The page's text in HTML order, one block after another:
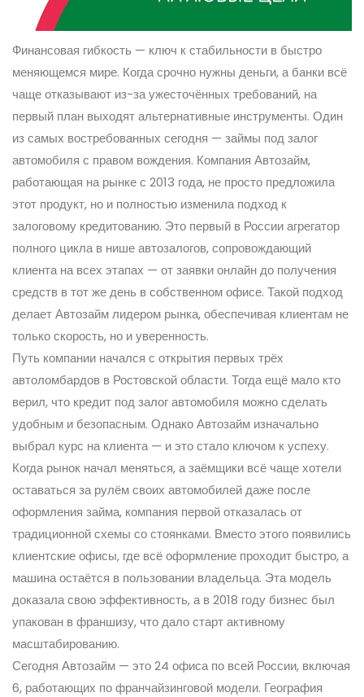
Финансовая гибкость — ключ к стабильности в быстро
меняющемся мире. Когда срочно нужны деньги, а банки всё
чаще отказывают из-за ужесточённых требований, на
первый план выходят альтернативные инструменты. Один
из самых востребованных сегодня — займы под залог
автомобиля с правом вождения. Компания Автозайм,
работающая на рынке с 2013 года, не просто предложила
этот продукт, но и полностью изменила подход к
залоговому кредитованию. Это первый в России агрегатор
полного цикла в нише автозалогов, сопровождающий
клиента на всех этапах — от заявки онлайн до получения
средств в тот же день в собственном офисе. Такой подход
делает Автозайм лидером рынка, обеспечивая клиентам не
только скорость, но и уверенность.
Путь компании начался с открытия первых трёх
автоломбардов в Ростовской области. Тогда ещё мало кто
верил, что кредит под залог автомобиля можно сделать
удобным и безопасным. Однако Автозайм изначально
выбрал курс на клиента — и это стало ключом к успеху.
Когда рынок начал меняться, а заёмщики всё чаще хотели
оставаться за рулём своих автомобилей даже после
оформления займа, компания первой отказалась от
традиционной схемы со стоянками. Вместо этого появились
клиентские офисы, где всё оформление проходит быстро, а
машина остаётся в пользовании владельца. Эта модель
доказала свою эффективность, а в 2018 году бизнес был
упакован в франшизу, что дало старт активному
масштабированию.
Сегодня Автозайм — это 24 офиса по всей России, включая
6, работающих по франчайзинговой модели. География